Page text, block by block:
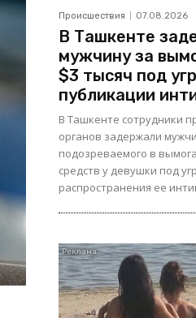
Происшествия 07.08.2026
В Ташкенте
мужчину за
$3 тысяч под
публикации
В Ташкенте сотрудники
органов задержали
подозреваемого в
средств у девушки под
распространения ее